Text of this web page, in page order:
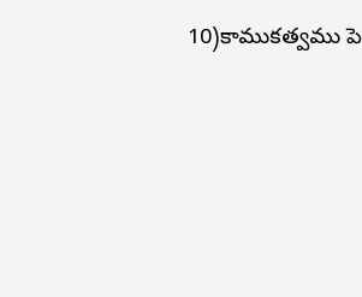
10)కాముకత్వము